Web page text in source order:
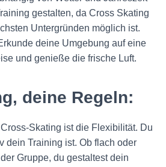
gestalten, da Cross Skating
Untergründen möglich ist.
deine Umgebung auf eine
und genieße die frische Luft.
deine Regeln:
Skating ist die Flexibilität. Du
dein Training ist. Ob flach oder
Gruppe, du gestaltest dein